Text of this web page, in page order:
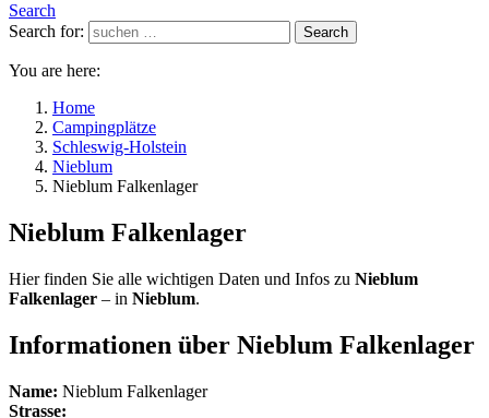
Search
Search for:
Search
You are here:
Home
Campingplätze
Schleswig-Holstein
Nieblum
Nieblum Falkenlager
Nieblum Falkenlager
Hier finden Sie alle wichtigen Daten und Infos zu Nieblum
Falkenlager – in Nieblum.
Informationen über Nieblum Falkenlager
Name: Nieblum Falkenlager
Strasse: